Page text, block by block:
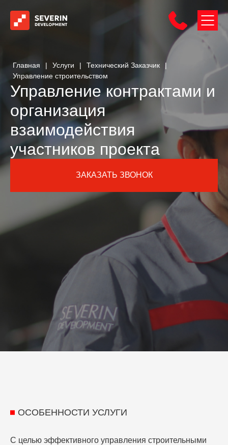
Главная | Услуги | Технический Заказчик
|
Управление строительством
Управление контрактами и
организация
взаимодействия
участников проекта
ЗАКАЗАТЬ ЗВОНОК
ОСОБЕННОСТИ УСЛУГИ
С целью эффективного управления строительными